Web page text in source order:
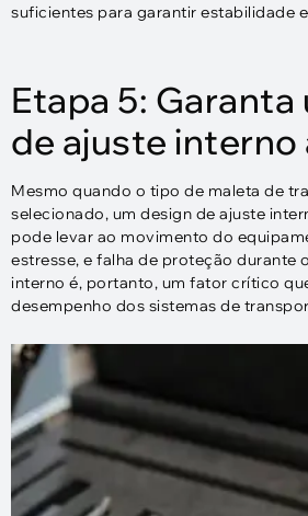
suficientes para garantir estabilidade
Etapa 5: Garanta
de ajuste interno
Mesmo quando o tipo de maleta de
selecionado, um design de ajuste
pode levar ao movimento do
estresse, e falha de proteção durante
interno é, portanto, um fator crítico
desempenho dos sistemas de